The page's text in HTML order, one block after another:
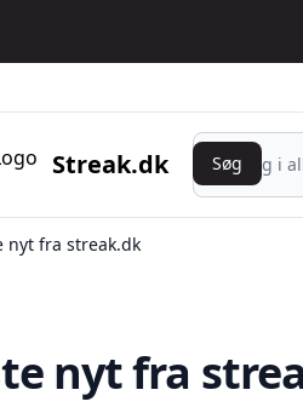
Streak.dk
Søg
Søg
nyt fra streak.dk
nyt fra